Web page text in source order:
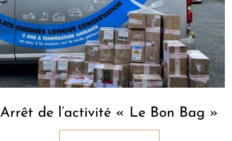
Arrêt de l’activité « Le Bon Bag »